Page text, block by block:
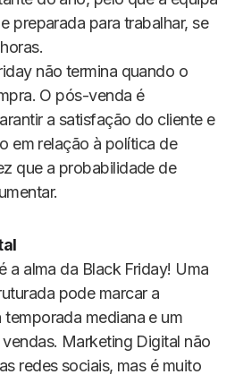
preparada para trabalhar, se
não termina quando o
O pós-venda é
a satisfação do cliente e
em relação à política de
que a probabilidade de
a alma da Black Friday! Uma
pode marcar a
temporada mediana e um
Marketing Digital não
redes sociais, mas é muito